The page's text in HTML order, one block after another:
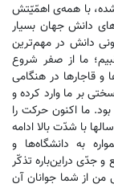
با همه‌ی اهمّیّتش
دانش جهان بسیار
دانش در مهم‌ترین
ما از صفر شروع
و قاجارها در هنگامی
بر ما وارد کرده و
ما اکنون حرکت را
با شدّت بالا ادامه
به دانشگاه‌ها و
جدّی دراین‌باره تذکّر
من از شما جوانان آن